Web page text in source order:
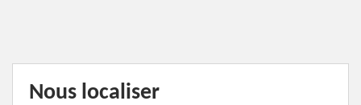
Nous localiser